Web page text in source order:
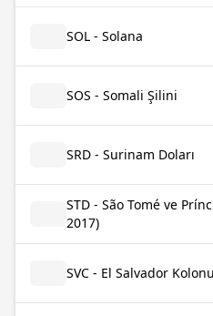
SOL - Solana
SOS - Somali Şilini
SRD - Surinam Doları
STD - São Tomé ve
2017)
SVC - El Salvador Kolonu